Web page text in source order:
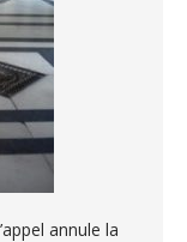
annule la